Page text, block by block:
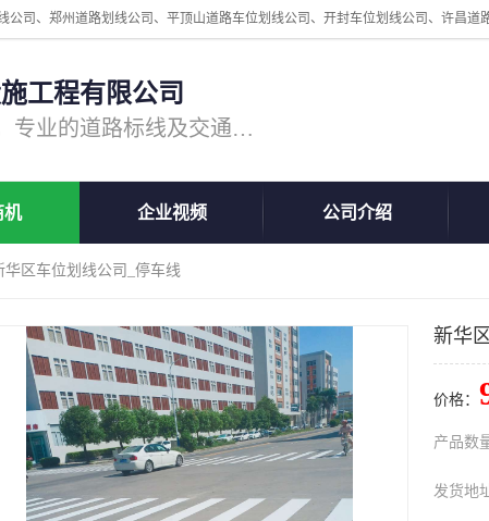
工程有限公司
专注道路标线施工，专业的道路标线及交通设施施工服务商!
机 企业视频 公司介绍
华区车位划线公司_停车线
新华
价格：
产品数
发货地